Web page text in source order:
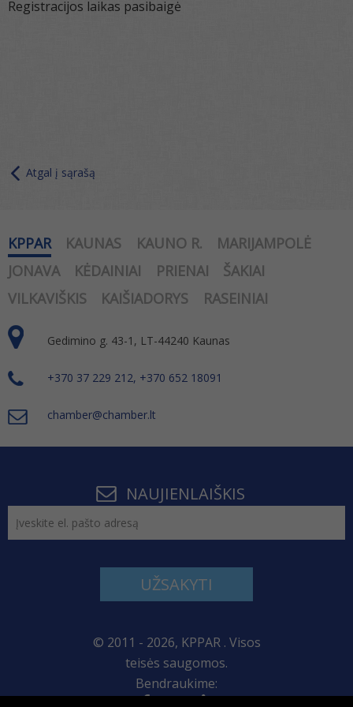
Registracijos laikas pasibaigė
Atgal į sąrašą
KPPAR KAUNAS KAUNO R.
MARIJAMPOLĖ
JONAVA
KĖDAINIAI PRIENAI
ŠAKIAI
VILKAVIŠKIS
KAIŠIADORYS RASEINIAI
Gedimino g. 43-1, LT-44240 Kaunas
+370 37 229 212, +370 652 18091
chamber@chamber.lt
NAUJIENLAIŠKIS
UŽSAKYTI
© 2011 - 2026, KPPAR . Visos
teisės saugomos.
Bendraukime: